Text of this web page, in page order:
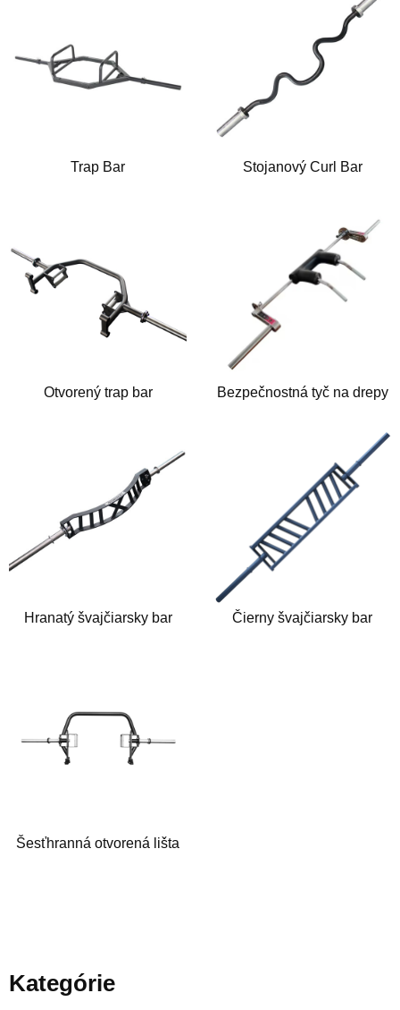
Trap Bar Stojanový Curl Bar
Otvorený trap bar Bezpečnostná tyč na drepy
Hranatý švajčiarsky bar Čierny švajčiarsky bar
Šesťhranná otvorená lišta
Kategórie